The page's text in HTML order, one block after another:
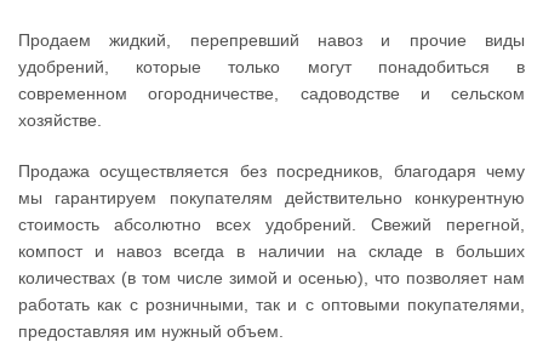
Продаем жидкий, перепревший навоз и прочие виды
удобрений, которые только могут понадобиться в
современном огородничестве, садоводстве и сельском
хозяйстве.
Продажа осуществляется без посредников, благодаря чему
мы гарантируем покупателям действительно конкурентную
стоимость абсолютно всех удобрений. Свежий перегной,
компост и навоз всегда в наличии на складе в больших
количествах (в том числе зимой и осенью), что позволяет нам
работать как с розничными, так и с оптовыми покупателями,
предоставляя им нужный объем.